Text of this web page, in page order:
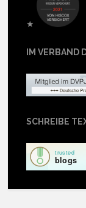
★
IM VERBAND
SCHREIBE